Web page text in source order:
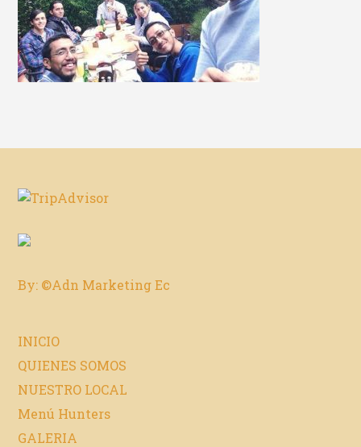
By: ©Adn Marketing Ec
INICIO
QUIENES SOMOS
NUESTRO LOCAL
Menú Hunters
GALERIA